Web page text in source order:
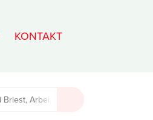
KONTAKT